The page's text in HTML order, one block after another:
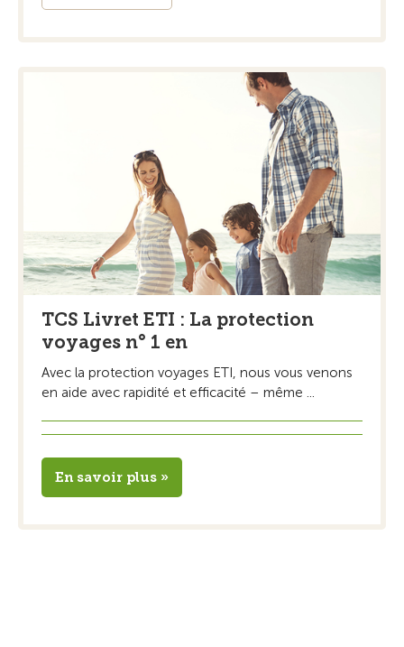
TCS Livret ETI : La protection
voyages n° 1 en
Avec la protection voyages ETI, nous vous venons
en aide avec rapidité et efficacité – même ...
En savoir plus »